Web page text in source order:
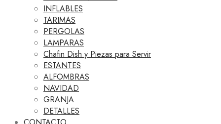
INFLABLES
TARIMAS
PERGOLAS
LAMPARAS
Chafin Dish y Piezas para Servir
ESTANTES
ALFOMBRAS
NAVIDAD
GRANJA
DETALLES